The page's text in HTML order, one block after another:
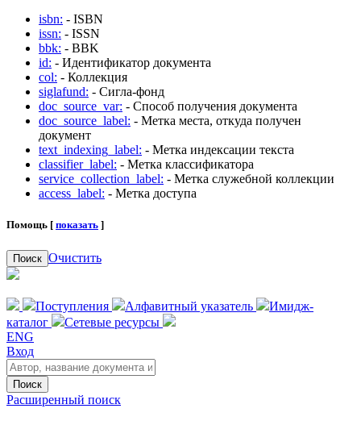
isbn: - ISBN
issn: - ISSN
bbk: - BBK
id: - Идентификатор документа
col: - Коллекция
siglafund: - Сигла-фонд
doc_source_var: - Способ получения документа
doc_source_label: - Метка места, откуда получен
документ
text_indexing_label: - Метка индексации текста
classifier_label: - Метка классификатора
service_collection_label: - Метка служебной коллекции
access_label: - Метка доступа
Помощь [ показать ]
Поиск Очистить
Поступления Алфавитный указатель
Имидж-
каталог
Сетевые ресурсы
ENG
Вход
Поиск
Расширенный поиск